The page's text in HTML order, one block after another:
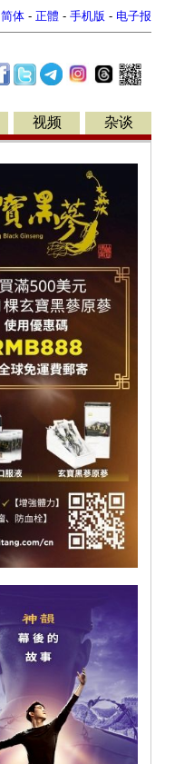
简体 - 正體 - 手机版 - 电子报
视频 杂谈